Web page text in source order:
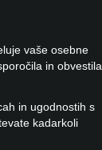
vaše osebne
in obvestila
in ugodnostih s
kadarkoli